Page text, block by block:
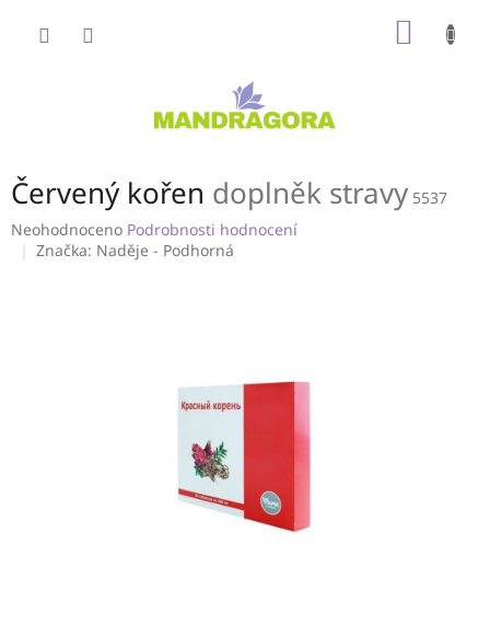
Červený kořen doplněk stravy 5537
Průměrné
hodnocení
Neohodnoceno Podrobnosti hodnocení
Značka: Naděje - Podhorná